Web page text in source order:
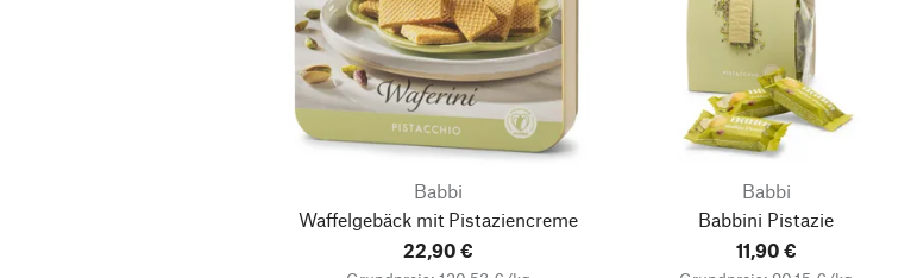
Babbi
Waffelgebäck mit Pistaziencreme
22,90 €
Babbi
Babbini Pistazie
11,90 €